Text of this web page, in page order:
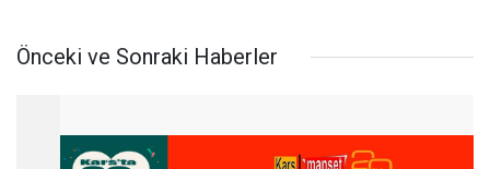
Önceki ve Sonraki Haberler